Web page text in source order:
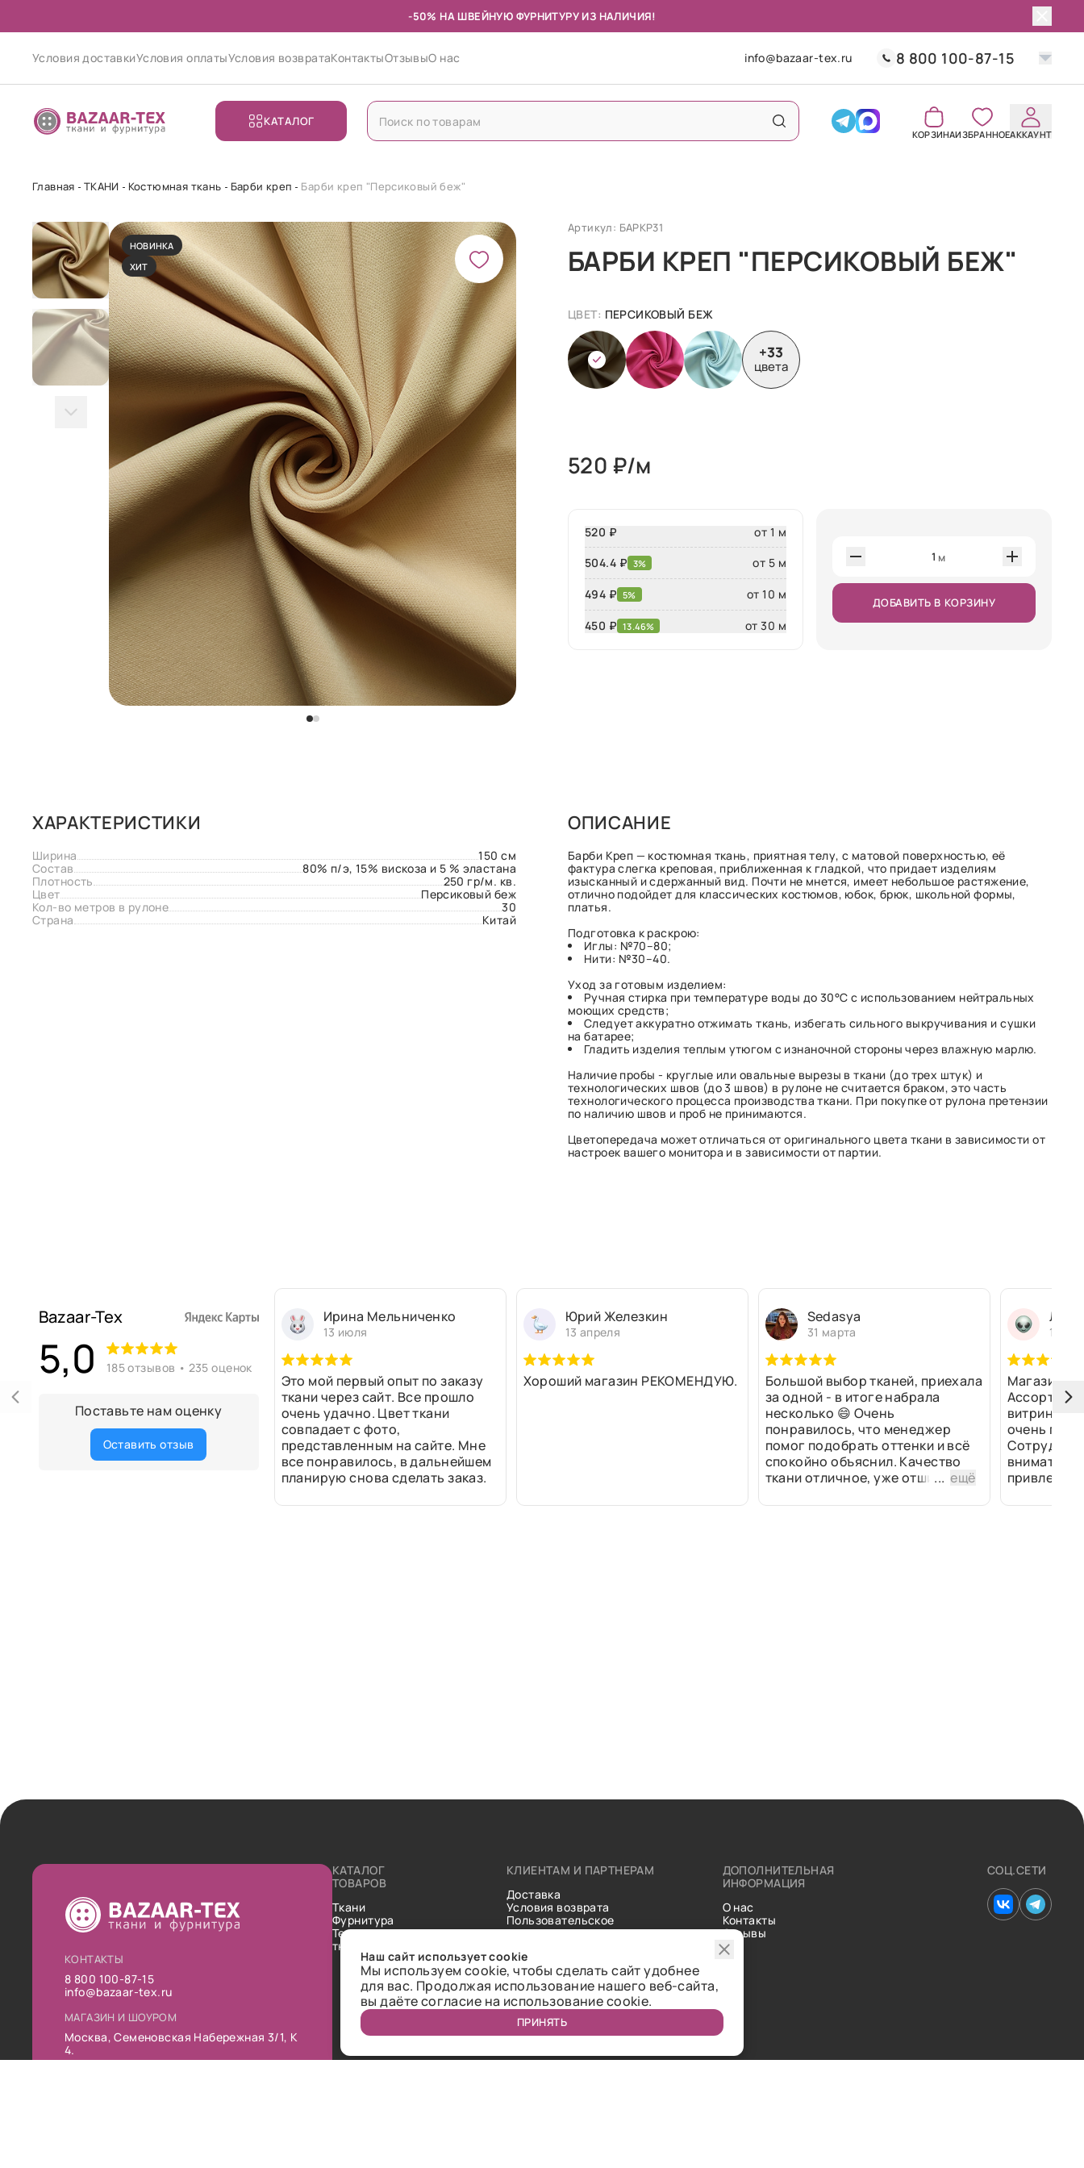
-50% НА ШВЕЙНУЮ ФУРНИТУРУ ИЗ НАЛИЧИЯ!
Условия доставкиУсловия оплатыУсловия возвратаКонтактыОтзывыО нас info@bazaar-tex.ru 8 800 100-87-15
КАТАЛОГ
КОРЗИНАИЗБРАННОЕАККАУНТ
Главная ТКАНИ Костюмная ткань Барби креп Барби креп "Персиковый беж"
НОВИНКА
ХИТ
Артикул: БАРКР31
БАРБИ КРЕП "ПЕРСИКОВЫЙ БЕЖ"
ЦВЕТ: ПЕРСИКОВЫЙ БЕЖ
+33
цвета
520 ₽/м
520 ₽
от 1 м
504.4 ₽ 3% от 5 м
494 ₽ 5% от 10 м
450 ₽ 13.46% от 30 м
1 м
ДОБАВИТЬ В КОРЗИНУ
ХАРАКТЕРИСТИКИ
Ширина
150 см
Состав
80% п/э, 15% вискоза и 5 % эластана
Плотность
250 гр/м. кв.
Цвет
Персиковый беж
Кол-во метров в рулоне
30
Страна
Китай
ОПИСАНИЕ
Барби Креп — костюмная ткань, приятная телу, с матовой поверхностью, её
фактура слегка креповая, приближенная к гладкой, что придает изделиям
изысканный и сдержанный вид. Почти не мнется, имеет небольшое растяжение,
отлично подойдет для классических костюмов, юбок, брюк, школьной формы,
платья.
Подготовка к раскрою:
Иглы: №70–80;
Нити: №30–40.
Уход за готовым изделием:
Ручная стирка при температуре воды до 30°C с использованием нейтральных
моющих средств;
Следует аккуратно отжимать ткань, избегать сильного выкручивания и сушки
на батарее;
Гладить изделия теплым утюгом с изнаночной стороны через влажную марлю.
Наличие пробы - круглые или овальные вырезы в ткани (до трех штук) и
технологических швов (до 3 швов) в рулоне не считается браком, это часть
технологического процесса производства ткани. При покупке от рулона претензии
по наличию швов и проб не принимаются.
Цветопередача может отличаться от оригинального цвета ткани в зависимости от
настроек вашего монитора и в зависимости от партии.
Bazaar-Tex
5,0 185 отзывов • 235 оценок
Поставьте нам оценку
Оставить отзыв
Ирина Мельниченко
13 июля
Это мой первый опыт по заказу
ткани через сайт. Все прошло
очень удачно. Цвет ткани
совпадает с фото,
представленным на сайте. Мне
все понравилось, в дальнейшем
планирую снова сделать заказ.
Юрий Железкин
13 апреля
Хороший магазин РЕКОМЕНДУЮ.
Sedasya
31 марта
Большой выбор тканей, приехала
за одной - в итоге набрала
несколько 😄 Очень
понравилось, что менеджер
помог подобрать оттенки и всё
спокойно объяснил. Качество
ткани отличное, уже отшили...ещё
13
Магазин
витринах
очень
привлек
рулоны
КОНТАКТЫ
8 800 100-87-15
info@bazaar-tex.ru
МАГАЗИН И ШОУРОМ
Москва, Семеновская Набережная 3/1, К
4.
КАТАЛОГ
ТОВАРОВ
Ткани
Фурнитура
Технические
ткани
КЛИЕНТАМ И ПАРТНЕРАМ
Доставка
Условия возврата
Пользовательское
соглашение
Статьи
ДОПОЛНИТЕЛЬНАЯ
ИНФОРМАЦИЯ
О нас
Контакты
Отзывы
СОЦ.СЕТИ
Наш сайт использует cookie
Мы используем cookie, чтобы сделать сайт удобнее
для вас. Продолжая использование нашего веб-сайта,
вы даёте согласие на использование cookie.
ПРИНЯТЬ